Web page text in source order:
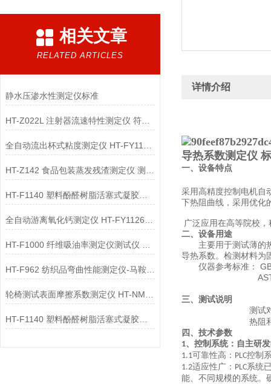
相关文章
RELATED ARTICLES
静水压渗水性测定仪标准
HT-Z022L 注射器流速特性测定仪 符合检测标准
HT-F1140 塑料酚醛树脂活塞式凝胶时间测定仪-四工位 简单好用
HT-F962 纺织品弯曲性能测定仪-马鞍法 测试原理
HT-F1140 塑料酚醛树脂活塞式凝胶时间测定仪的测试原理 操作规程
详情介绍
导热系数测定仪
一、设备特点
采用 高精度控制电机自
下热阻曲线，采用优化
广泛应用在高等院校
二、设备用途
主要用于测试薄的
导热系数。检测材料为
仪器参考标准：
三、测试说明
测试
热阻
四、技术参数
1、控制系统：自主研发
1.1可靠性高： PLC控制
1.2适应性广： PLC系统
能、不同规模的系统。